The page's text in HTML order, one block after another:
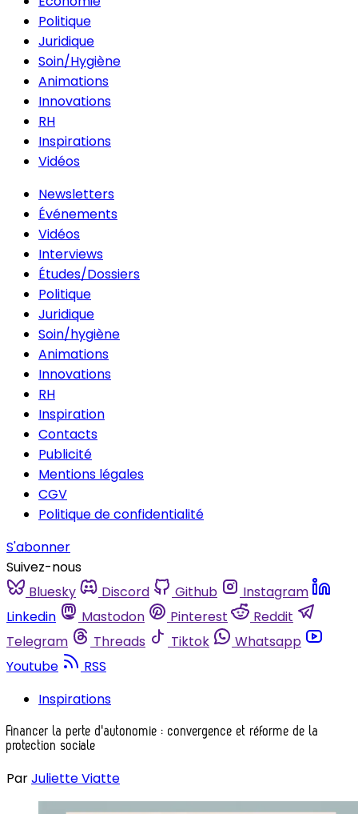
Politique
Juridique
Soin/Hygiène
Animations
Innovations
RH
Inspirations
Vidéos
Newsletters
Événements
Vidéos
Interviews
Études/Dossiers
Politique
Juridique
Soin/hygiène
Animations
Innovations
RH
Inspiration
Contacts
Publicité
Mentions légales
CGV
Politique de confidentialité
S'abonner
Suivez-nous
Bluesky
Discord Github
Instagram
Linkedin
Mastodon Pinterest
Reddit
Telegram
Threads Tiktok
Whatsapp
Youtube
RSS
Inspirations
Financer la perte d'autonomie : convergence et réforme de la
protection sociale
ParJuliette Viatte